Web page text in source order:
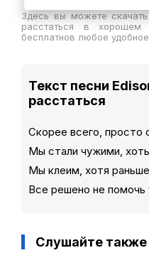
Здесь вы можете
расстаться в
бесплатнов любое
Текст песни
расстаться
Скорее всего, просто
Мы стали чужими,
Мы клеим, хотя
Все решено не
Слушайте также